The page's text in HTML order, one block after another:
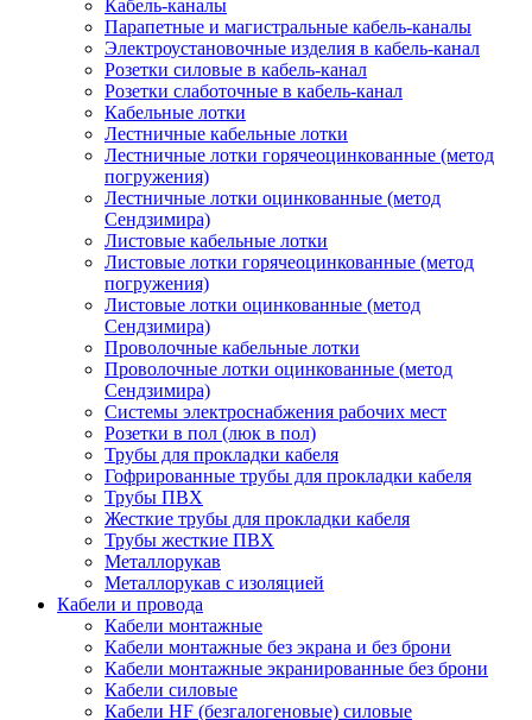
Кабель-каналы
Парапетные и магистральные кабель-каналы
Электроустановочные изделия в кабель-канал
Розетки силовые в кабель-канал
Розетки слаботочные в кабель-канал
Кабельные лотки
Лестничные кабельные лотки
Лестничные лотки горячеоцинкованные (метод
погружения)
Лестничные лотки оцинкованные (метод
Сендзимира)
Листовые кабельные лотки
Листовые лотки горячеоцинкованные (метод
погружения)
Листовые лотки оцинкованные (метод
Сендзимира)
Проволочные кабельные лотки
Проволочные лотки оцинкованные (метод
Сендзимира)
Системы электроснабжения рабочих мест
Розетки в пол (люк в пол)
Трубы для прокладки кабеля
Гофрированные трубы для прокладки кабеля
Трубы ПВХ
Жесткие трубы для прокладки кабеля
Трубы жесткие ПВХ
Металлорукав
Металлорукав с изоляцией
Кабели и провода
Кабели монтажные
Кабели монтажные без экрана и без брони
Кабели монтажные экранированные без брони
Кабели силовые
Кабели HF (безгалогеновые) силовые